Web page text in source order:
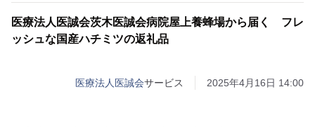
医療法人医誠会茨木医誠会病院屋上養蜂場から届く フレ
ッシュな国産ハチミツの返礼品
医療法人医誠会サービス 2025年4月16日 14:00